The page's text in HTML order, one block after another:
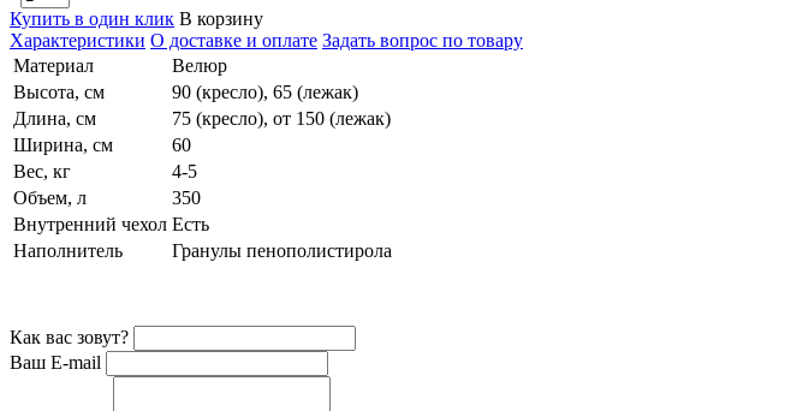
Купить в один клик В корзину
Характеристики О доставке и оплате Задать вопрос по товару
Материал
Велюр
Высота, см
90 (кресло), 65 (лежак)
Длина, см
75 (кресло), от 150 (лежак)
Ширина, см
60
Вес, кг
4-5
Объем, л
350
Внутренний чехол Есть
Наполнитель
Гранулы пенополистирола
Как вас зовут?
Ваш E-mail